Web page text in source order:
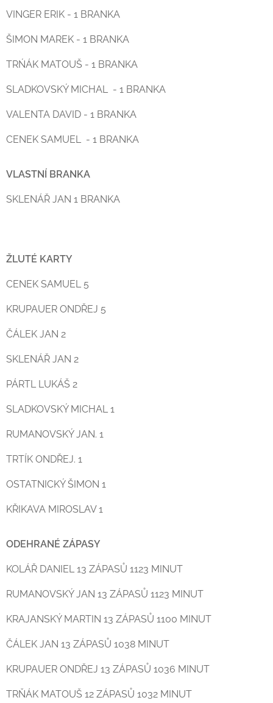
VINGER ERIK - 1 BRANKA
ŠIMON MAREK - 1 BRANKA
TRŃÁK MATOUŠ - 1 BRANKA
SLADKOVSKÝ MICHAL - 1 BRANKA
VALENTA DAVID - 1 BRANKA
CENEK SAMUEL - 1 BRANKA
VLASTNÍ BRANKA
SKLENÁŘ JAN 1 BRANKA
ŽLUTÉ KARTY
CENEK SAMUEL 5
KRUPAUER ONDŘEJ 5
ČÁLEK JAN 2
SKLENÁŘ JAN 2
PÁRTL LUKÁŠ 2
SLADKOVSKÝ MICHAL 1
RUMANOVSKÝ JAN. 1
TRTÍK ONDŘEJ. 1
OSTATNICKÝ ŠIMON 1
KŘIKAVA MIROSLAV 1
ODEHRANÉ ZÁPASY
KOLÁŘ DANIEL 13 ZÁPASŮ 1123 MINUT
RUMANOVSKÝ JAN 13 ZÁPASŮ 1123 MINUT
KRAJANSKÝ MARTIN 13 ZÁPASŮ 1100 MINUT
ČÁLEK JAN 13 ZÁPASŮ 1038 MINUT
KRUPAUER ONDŘEJ 13 ZÁPASŮ 1036 MINUT
TRŇÁK MATOUŠ 12 ZÁPASŮ 1032 MINUT